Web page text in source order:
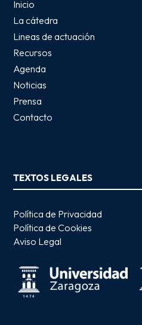
Inicio
La cátedra
Lineas de actuación
Recursos
Agenda
Noticias
Prensa
Contacto
TEXTOS LEGALES
Política de Privacidad
Política de Cookies
Aviso Legal